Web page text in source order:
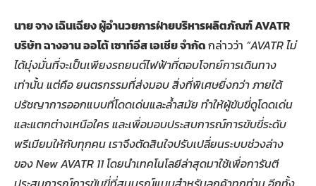
นาย จาง เฉินเฉียง ผู้อำนวยการฝ่ายบริหารผลิตภัณฑ์ AVATR
บริษัท ฉางอาน ออโต้ เซาท์อีส เอเชีย จำกัดกล่าวว่า “AVATRไม่
ได้มุ่งมั่นที่จะเป็นเพียงรถยนต์ไฟฟ้าที่ตอบโจทย์การเดินทาง
เท่านั้น แต่คือยนตรกรรมที่ส่งมอบ สิ่งที่พิเศษยิ่งกว่า ภายใต้
ปรัชญาการออกแบบที่โดดเด่นและล้ำสมัย ทำให้ผู้ขับขี่ดูโดดเด่น
และแตกต่างเหนือใคร และเพื่อมอบประสบการณ์การขับขี่ระดับ
พรีเมียมให้กับทุกคน เราจึงตัดสินใจปรับเปลี่ยนระบบช่วงล่าง
ของ NewAVATR 11โดยนำเทคโนโลยีล่าสุดมาใช้เพื่อการันตี